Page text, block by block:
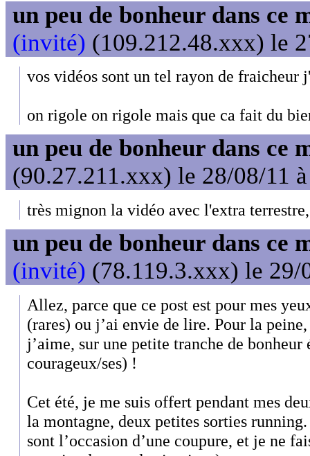
un peu de bonheur dans ce
(invité) (109.212.48.xxx) le
vos vidéos sont un tel rayon de fraicheur
on rigole on rigole mais que ca fait du
un peu de bonheur dans ce
(90.27.211.xxx) le 28/08/11
très mignon la vidéo avec l'extra
un peu de bonheur dans ce
(invité) (78.119.3.xxx) le 29/
Allez, parce que ce post est pour mes
(rares) ou j’ai envie de lire. Pour la
j’aime, sur une petite tranche de
courageux/ses) !
Cet été, je me suis offert pendant mes
la montagne, deux petites sorties
sont l’occasion d’une coupure, et je ne